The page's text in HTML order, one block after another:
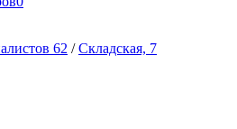
62 /Складская, 7